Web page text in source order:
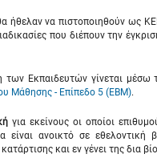
να πιστοποιηθούν ως
που διέπουν την
των Εκπαιδευτών γίνεται μέσω
Μάθησης - Επίπεδο 5 (ΕΒΜ).
για εκείνους οι οποίοι
ανοικτό σε εθελοντική
και εν γένει της δια